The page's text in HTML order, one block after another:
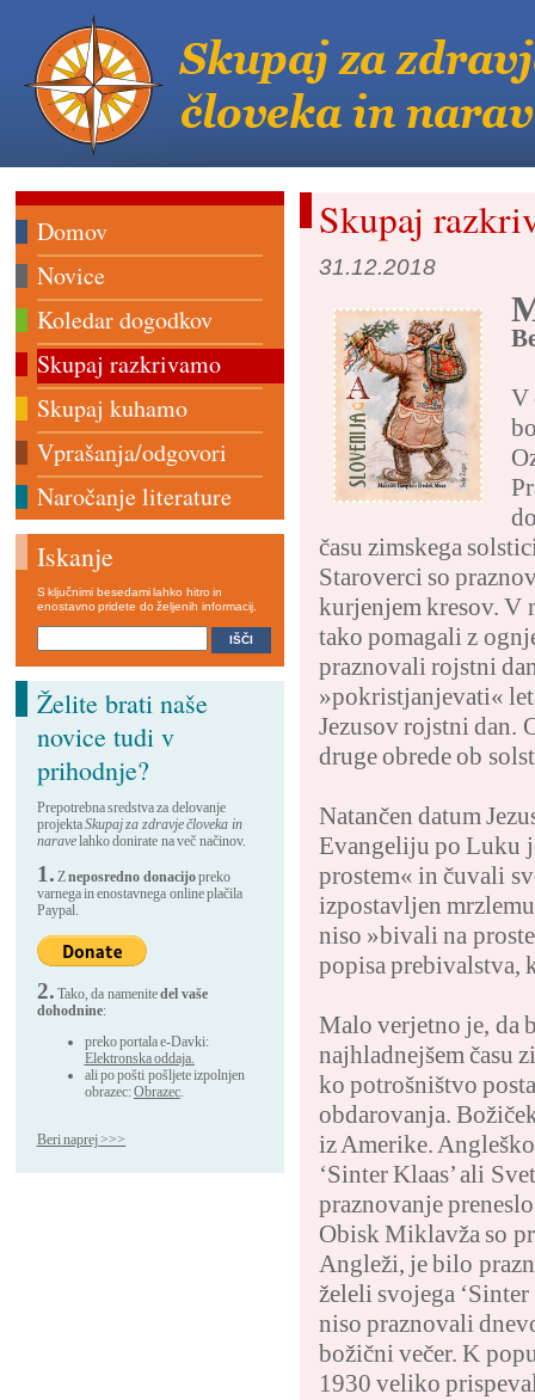
Skupaj
31.12.2018
V
času zimskega
Staroverci so
kurjenjem kresov. V
tako pomagali z
praznovali rojstni
»pokristjanjevati«
Jezusov rojstni dan.
druge obrede ob
Natančen datum
Evangeliju po Luku
prostem« in čuvali
izpostavljen
niso »bivali na
popisa prebivalstva,
Malo verjetno je, da
najhladnejšem času
ko potrošništvo
obdarovanja.
iz Amerike. Angleško
‘Sinter Klaas’ ali
praznovanje
Obisk Miklavža so
Angleži, je bilo
želeli svojega
niso praznovali
božični večer. K
1930 veliko
Domov
Novice
Koledar dogodkov
Skupaj razkrivamo
Skupaj kuhamo
Vprašanja/odgovori
Naročanje literature
Iskanje
S ključnimi besedami lahko hitro in
enostavno pridete do željenih informacij.
Želite brati naše
novice tudi v
prihodnje?
Prepotrebna sredstva za delovanje
projektaSkupaj za zdravje človeka in
naravelahko donirate na več načinov.
1. Zneposredno donacijopreko
varnega in enostavnega online plačila
Paypal.
2. Tako, da namenitedel vaše
dohodnine:
preko portala e-Davki:
Elektronska oddaja.
ali po pošti pošljete izpolnjen
obrazec:Obrazec.
Beri naprej >>>